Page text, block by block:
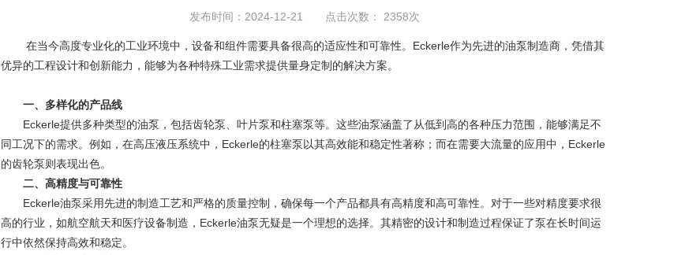
发布时间：2024-12-21 点击次数： 2358次
在当今高度专业化的工业环境中，设备和组件需要具备很高的适应性和可靠性。Eckerle作为先进的油泵制造商，凭借其
优异的工程设计和创新能力，能够为各种特殊工业需求提供量身定制的解决方案。
一、多样化的产品线
Eckerle提供多种类型的油泵，包括齿轮泵、叶片泵和柱塞泵等。这些油泵涵盖了从低到高的各种压力范围，能够满足不
同工况下的需求。例如，在高压液压系统中，Eckerle的柱塞泵以其高效能和稳定性著称；而在需要大流量的应用中，Eckerle
的齿轮泵则表现出色。
二、高精度与可靠性
Eckerle油泵采用先进的制造工艺和严格的质量控制，确保每一个产品都具有高精度和高可靠性。对于一些对精度要求很
高的行业，如航空航天和医疗设备制造，Eckerle油泵无疑是一个理想的选择。其精密的设计和制造过程保证了泵在长时间运
行中依然保持高效和稳定。